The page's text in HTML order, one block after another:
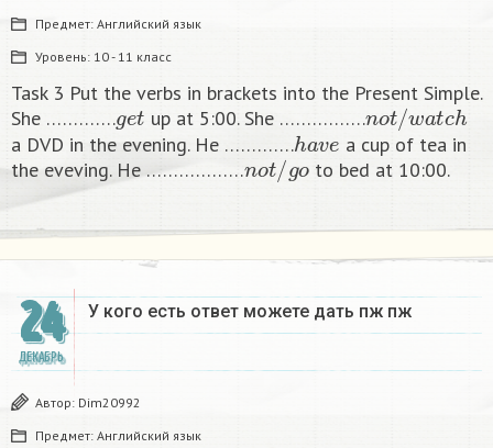
Предмет: Английский язык
Уровень: 10 - 11 класс
Task 3 Put the verbs in brackets into the Present Simple.
She ………….
get
up at 5:00. She …………….
not/w atch
a DVD in the evening. He ………….
have
a cup of tea in
the eveving. He ………………
not/go
to bed at 10:00. ​
24
ДЕКАБРЬ
У кого есть ответ можете дать пж пж ​
Автор: Dim20992
Предмет: Английский язык